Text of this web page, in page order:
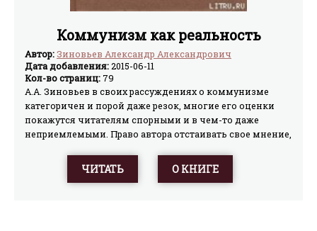
Коммунизм как реальность
Автор:Зиновьев Александр Александрович
Дата добавления:2015-06-11
Кол-во страниц: 79
А.А. Зиновьев в своих рассуждениях о коммунизме
категоричен и порой даже резок, многие его оценки
покажутся читателям спорными и в чем-то даже
неприемлемыми. Право автора отстаивать свое мнение,
не должно быть. Ведь никто не может претендовать на
истину в последней инстанции. Истина может
ЧИТАТЬ О КНИГЕ